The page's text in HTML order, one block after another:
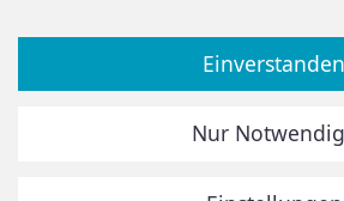
Die durchgestrichenen Preise
Einverstanden
Nur